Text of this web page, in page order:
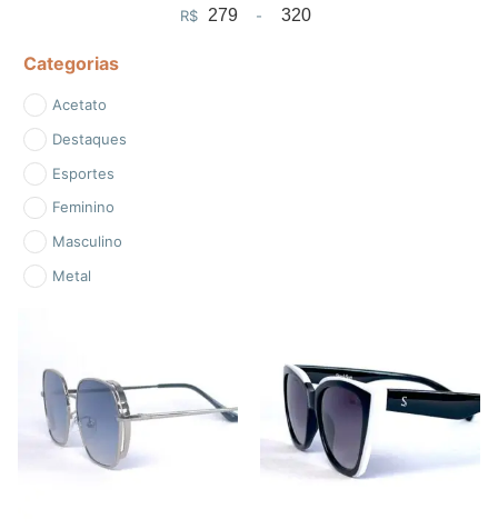
R$ Minimum Price
-Maximum Price
Categorias
Acetato
Destaques
Esportes
Feminino
Masculino
Metal